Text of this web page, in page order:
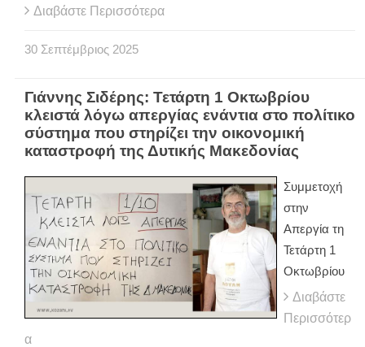
Διαβάστε Περισσότερα
30 Σεπτέμβριος 2025
Γιάννης Σιδέρης: Τετάρτη 1 Οκτωβρίου
κλειστά λόγω απεργίας ενάντια στο πολίτικο
σύστημα που στηρίζει την οικονομική
καταστροφή της Δυτικής Μακεδονίας
Συμμετοχή
στην
Απεργία τη
Τετάρτη 1
Οκτωβρίου
Διαβάστε
Περισσότερ
α